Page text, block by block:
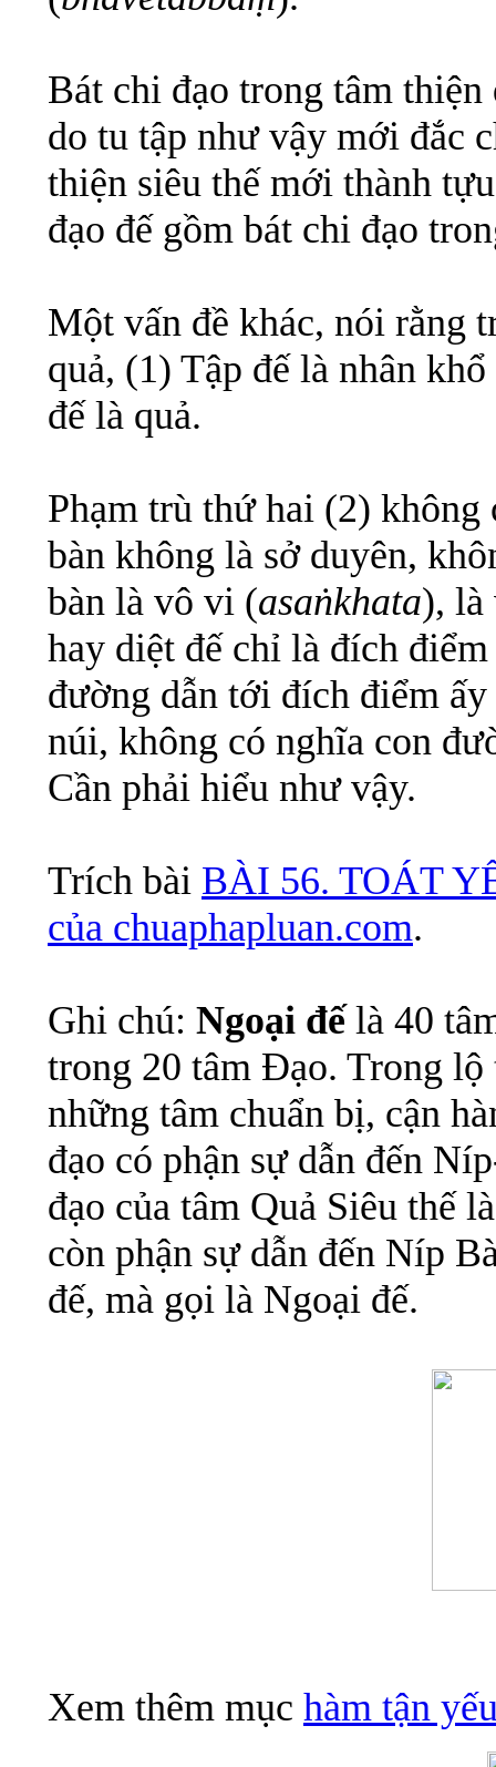
Bát chi đạo trong tâm
do tu tập như vậy mới đắc
thiện siêu thế mới thành
đạo đế gồm bát chi đạo
Một vấn đề khác, nói rằng
quả, (1) Tập đế là nhân
đế là quả.
Phạm trù thứ hai (2)
bàn không là sở duyên,
bàn là vô vi (asaṅkhata), là
hay diệt đế chỉ là đích
đường dẫn tới đích điểm
núi, không có nghĩa con
Cần phải hiểu như vậy.
Trích bài BÀI 56. TOÁT
của chuaphapluan.com.
Ghi chú: Ngoại đếlà 40
trong 20 tâm Đạo. Trong lộ
những tâm chuẩn bị, cận
đạo có phận sự dẫn đến
đạo của tâm Quả Siêu thế
còn phận sự dẫn đến Níp
đế, mà gọi là Ngoại đế.
Xem thêm mục hàm tận